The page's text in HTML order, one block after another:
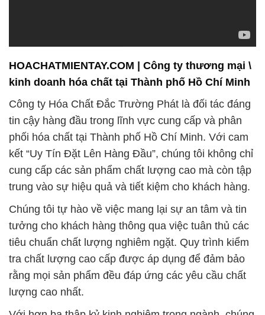
HOACHATMIENTAY.COM | Công ty thương mại \
kinh doanh hóa chất tại Thành phố Hồ Chí Minh
Công ty Hóa Chất Đắc Trường Phát là đối tác đáng
tin cậy hàng đầu trong lĩnh vực cung cấp và phân
phối hóa chất tại Thành phố Hồ Chí Minh. Với cam
kết “Uy Tín Đặt Lên Hàng Đầu”, chúng tôi không chỉ
cung cấp các sản phẩm chất lượng cao mà còn tập
trung vào sự hiệu quả và tiết kiệm cho khách hàng.
Chúng tôi tự hào về việc mang lại sự an tâm và tin
tưởng cho khách hàng thông qua việc tuân thủ các
tiêu chuẩn chất lượng nghiêm ngặt. Quy trình kiểm
tra chất lượng cao cấp được áp dụng để đảm bảo
rằng mọi sản phẩm đều đáp ứng các yêu cầu chất
lượng cao nhất.